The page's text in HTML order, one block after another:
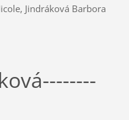
Jindráková Barbora